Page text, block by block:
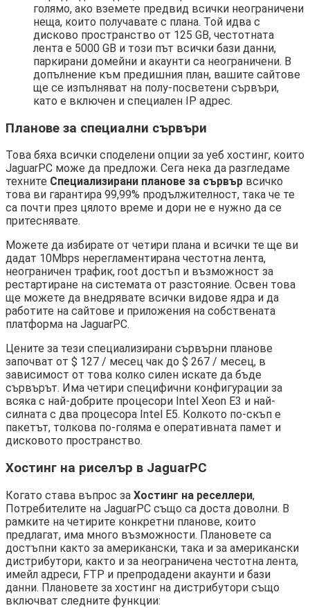
голямо, ако вземете предвид всички неограничени
неща, които получавате с плана. Той идва с
дисково пространство от 125 GB, честотната
лента е 5000 GB и този път всички бази данни,
паркирани домейни и акаунти са неограничени. В
допълнение към предишния план, вашите сайтове
ще се изпълняват на полу-посветени сървъри,
като е включен и специален IP адрес.
Планове за специални сървъри
Това бяха всички споделени опции за уеб хостинг, които
JaguarPC може да предложи. Сега нека да разгледаме
техните Специализирани планове за сървър всичко
това ви гарантира 99,99% продължителност, така че те
са почти през цялото време и дори не е нужно да се
притеснявате.
Можете да избирате от четири плана и всички те ще ви
дадат 10Mbps нерегламентирана честотна лента,
неограничен трафик, root достъп и възможност за
рестартиране на системата от разстояние. Освен това
ще можете да внедрявате всички видове ядра и да
работите на сайтове и приложения на собствената
платформа на JaguarPC.
Цените за тези специализирани сървърни планове
започват от $ 127 / месец чак до $ 267 / месец, в
зависимост от това колко силен искате да бъде
сървърът. Има четири специфични конфигурации за
всяка с най-добрите процесори Intel Xeon E3 и най-
силната с два процесора Intel E5. Колкото по-скъп е
пакетът, толкова по-голяма е оперативната памет и
дисковото пространство.
Хостинг на риселър в JaguarPC
Когато става въпрос за Хостинг на реселлери,
Потребителите на JaguarPC също са доста доволни. В
рамките на четирите конкретни планове, които
предлагат, има много възможности. Плановете са
достъпни както за американски, така и за американски
дистрибутори, както и за неограничена честотна лента,
имейл адреси, FTP и препродадени акаунти и бази
данни. Плановете за хостинг на дистрибутори също
включват следните функции: